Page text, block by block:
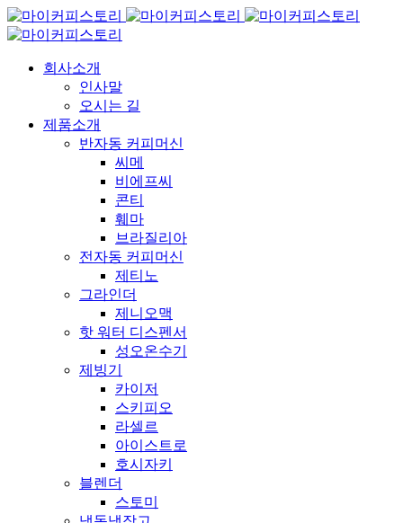
회사소개
인사말
오시는 길
제품소개
반자동 커피머신
씨메
비에프씨
콘티
훼마
브라질리아
전자동 커피머신
제티노
그라인더
제니오맥
핫 워터 디스펜서
성오온수기
제빙기
카이저
스키피오
라셀르
아이스트로
호시자키
블렌더
스토미